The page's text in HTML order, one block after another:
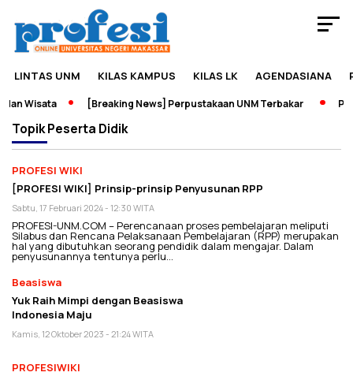
LINTAS UNM KILAS KAMPUS KILAS LK AGENDASIANA
Wisata [Breaking News] Perpustakaan UNM Terbakar
TopikPeserta Didik
PROFESI WIKI
[PROFESI WIKI] Prinsip-prinsip Penyusunan RPP
Sabtu, 17 Februari 2024 - 12:30 WITA
PROFESI-UNM.COM – Perencanaan proses pembelajaran meliputi
Silabus dan Rencana Pelaksanaan Pembelajaran (RPP) merupakan
hal yang dibutuhkan seorang pendidik dalam mengajar. Dalam
penyusunannya tentunya perlu…
Beasiswa
Yuk Raih Mimpi dengan Beasiswa
Indonesia Maju
Kamis, 12 Oktober 2023 - 21:24 WITA
PROFESIWIKI